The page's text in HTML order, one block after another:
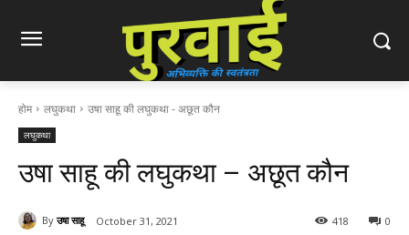
होम लघुकथा उषा साहू की लघुकथा - अछूत कौन
लघुकथा
उषा साहू की लघुकथा – अछूत कौन
By उषा साहू October 31, 2021 0
418